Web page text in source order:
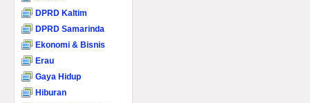
DPRD Kaltim
DPRD Samarinda
Ekonomi & Bisnis
Erau
Gaya Hidup
Hiburan